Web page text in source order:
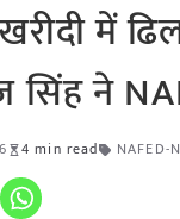
में
सिंह ने
4 min read NAFED-